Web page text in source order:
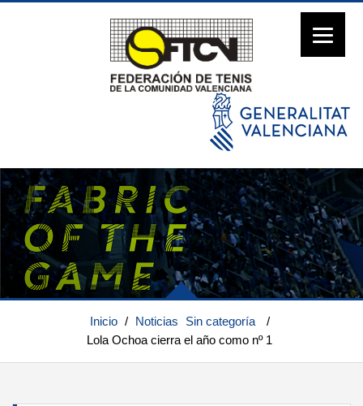
Inicio / Noticias Sin categoría
/
Lola Ochoa cierra el año como nº 1